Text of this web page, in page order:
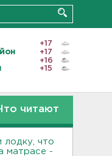
+17
+17
+16
+15
читают
лодку, что
матрасе -